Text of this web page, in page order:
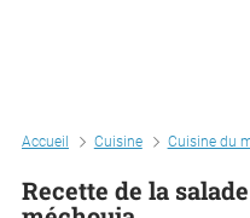
Accueil Cuisine Cuisine du
Recette de la